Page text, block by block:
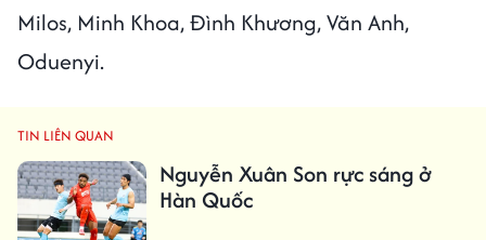
Milos, Minh Khoa, Đình Khương, Văn Anh,
Oduenyi.
TIN LIÊN QUAN
Nguyễn Xuân Son rực sáng ở
Hàn Quốc